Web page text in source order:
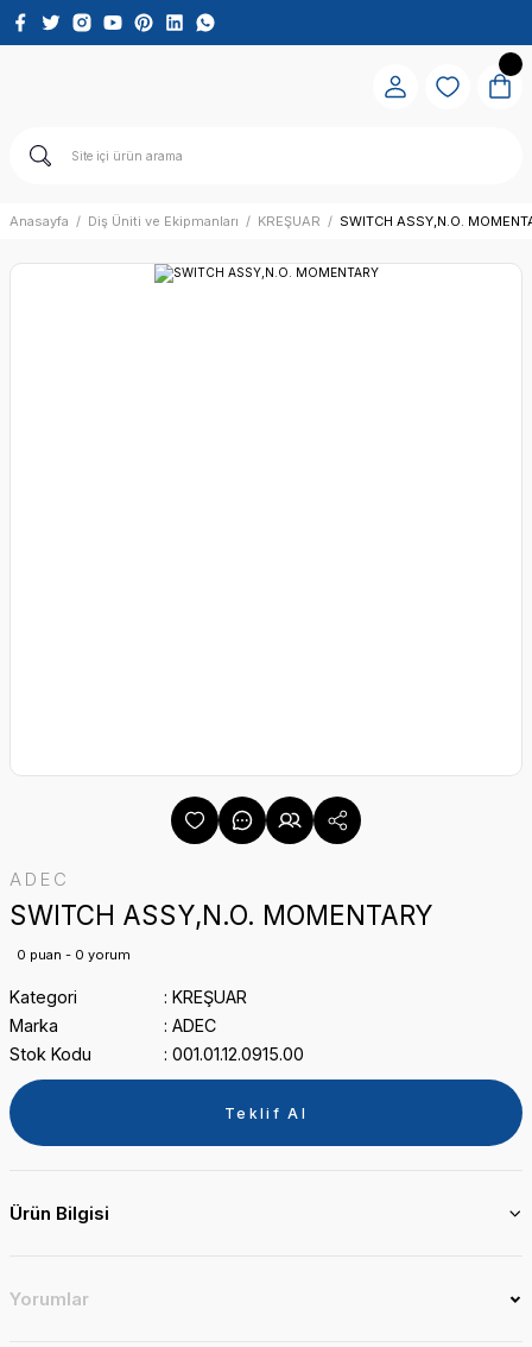
Anasayfa Diş Üniti ve Ekipmanları KREŞUAR SWITCH ASSY,N.O.
ADEC
SWITCH ASSY,N.O. MOMENTARY
0 puan - 0 yorum
Kategori
KREŞUAR
Marka
ADEC
Stok Kodu
001.01.12.0915.00
Teklif Al
Ürün Bilgisi
Yorumlar